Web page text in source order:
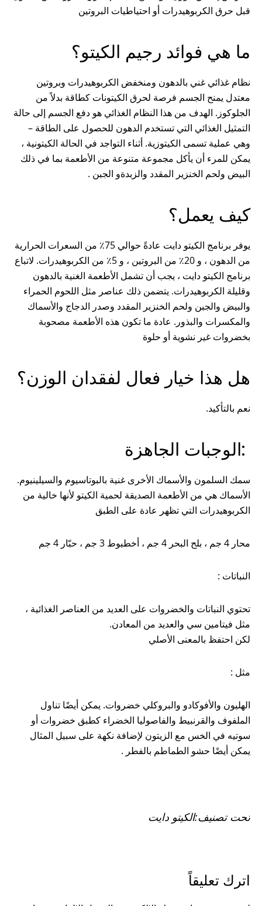
قبل حرق الكربوهيدرات أو احتياطيات البروتين
ما هي فوائد رجيم الكيتو؟
نظام غذائي غني بالدهون ومنخفض الكربوهيدرات وبروتين
معتدل يمنح الجسم فرصة لحرق الكيتونات كطاقة بدلاً من
الجلوكوز. الهدف من هذا النظام الغذائي هو دفع الجسم إلى حالة
التمثيل الغذائي التي تستخدم الدهون للحصول على الطاقة –
وهي عملية تسمى الكيتوزية. أثناء التواجد في الحالة الكيتونية ،
يمكن للمرء أن يأكل مجموعة متنوعة من الأطعمة بما في ذلك
البيض ولحم الخنزير المقدد والزبدةو الجبن .
كيف يعمل؟
يوفر برنامج الكيتو دايت عادةً حوالي 75٪ من السعرات الحرارية
من الدهون ، و 20٪ من البروتين ، و 5٪ من الكربوهيدرات. لاتباع
برنامج الكيتو دايت ، يجب أن تشمل الأطعمة الغنية بالدهون
وقليلة الكربوهيدرات. يتضمن ذلك عناصر مثل اللحوم الحمراء
والبيض والجبن ولحم الخنزير المقدد وصدر الدجاج والأسماك
والمكسرات والبذور. عادة ما تكون هذه الأطعمة مصحوبة
بخضروات غير نشوية أو حلوة
هل هذا خيار فعال لفقدان الوزن؟
نعم بالتأكيد.
:الوجبات الجاهزة
سمك السلمون والأسماك الأخرى غنية بالبوتاسيوم والسيلينيوم.
الأسماك هي من الأطعمة الصديقة لحمية الكيتو لأنها خالية من
الكربوهيدرات التي تظهر عادة على الطبق
محار 4 جم ، بلح البحر 4 جم ، أخطبوط 3 جم ، حبّار 4 جم
النباتات :
تحتوي النباتات والخضروات على العديد من العناصر الغذائية ،
مثل فيتامين سي والعديد من المعادن.
لكن احتفظ بالمعنى الأصلي
مثل :
الهليون والأفوكادو والبروكلي خضروات. يمكن أيضًا تناول
الملفوف والقرنبيط والفاصوليا الخضراء كطبق خضروات أو
سوتيه في الخس مع الزيتون لإضافة نكهة على سبيل المثال
يمكن أيضًا حشو الطماطم بالفطر .
تحت تصنيف:الكيتو دايت
READER
اترك تعليقاً